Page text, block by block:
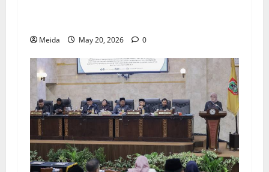
Meida May 20, 2026 0